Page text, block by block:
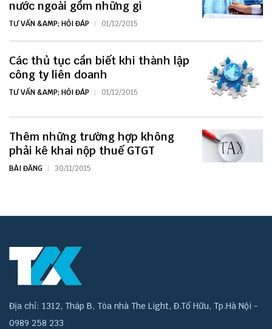
nước ngoài gồm những gì
TƯ VẤN &AMP; HỎI ĐÁP 01/12/2015
Các thủ tục cần biết khi thành lập
công ty liên doanh
TƯ VẤN &AMP; HỎI ĐÁP 01/12/2015
Thêm những trường hợp không
phải kê khai nộp thuế GTGT
BÀI ĐĂNG 30/11/2015
Địa chỉ: 1312, Tháp B, Tòa nhà The Light, Đ.Tố Hữu, Tp.Hà Nội -
0989 258 233